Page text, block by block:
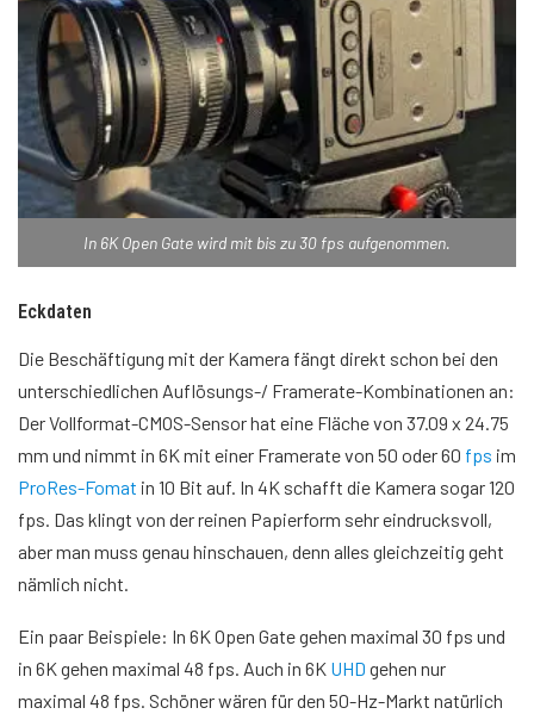
In 6K Open Gate wird mit bis zu 30 fps aufgenommen.
Eckdaten
Die Beschäftigung mit der Kamera fängt direkt schon bei den
unterschiedlichen Auflösungs-/ Framerate-Kombinationen an:
Der Vollformat-CMOS-Sensor hat eine Fläche von 37.09 x 24.75
mm und nimmt in 6K mit einer Framerate von 50 oder 60 fps im
ProRes-Fomat in 10 Bit auf. In 4K schafft die Kamera sogar 120
fps. Das klingt von der reinen Papierform sehr eindrucksvoll,
aber man muss genau hinschauen, denn alles gleichzeitig geht
nämlich nicht.
Ein paar Beispiele: In 6K Open Gate gehen maximal 30 fps und
in 6K gehen maximal 48 fps. Auch in 6K UHD gehen nur
maximal 48 fps. Schöner wären für den 50-Hz-Markt natürlich